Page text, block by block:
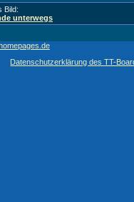
Bild:
unterwegs
Datenschutzerklärung des TT-